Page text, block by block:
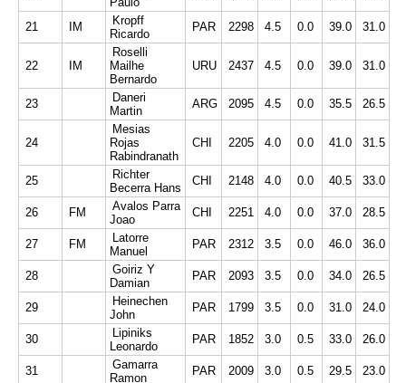
21 IM
Kropff
Ricardo
PAR 2298 4.5 0.0 39.0 31.0
22 IM
Roselli
Mailhe
Bernardo
URU 2437 4.5 0.0 39.0 31.0
23
Daneri
Martin
ARG 2095 4.5 0.0 35.5 26.5
24
Mesias
Rojas
Rabindranath
CHI 2205 4.0 0.0 41.0 31.5
25
Richter
Becerra Hans
CHI 2148 4.0 0.0 40.5 33.0
26 FM
Avalos Parra
Joao
CHI 2251 4.0 0.0 37.0 28.5
27 FM
Latorre
Manuel
PAR 2312 3.5 0.0 46.0 36.0
28
Goiriz Y
Damian
PAR 2093 3.5 0.0 34.0 26.5
29
Heinechen
John
PAR 1799 3.5 0.0 31.0 24.0
30
Lipiniks
Leonardo
PAR 1852 3.0 0.5 33.0 26.0
31
Gamarra
Ramon
PAR 2009 3.0 0.5 29.5 23.0